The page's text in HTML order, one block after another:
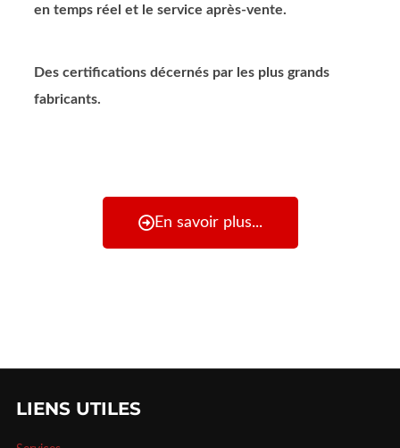
en temps réel et le service après-vente.
Des certifications décernés par les plus grands
fabricants.
En savoir plus...
LIENS UTILES